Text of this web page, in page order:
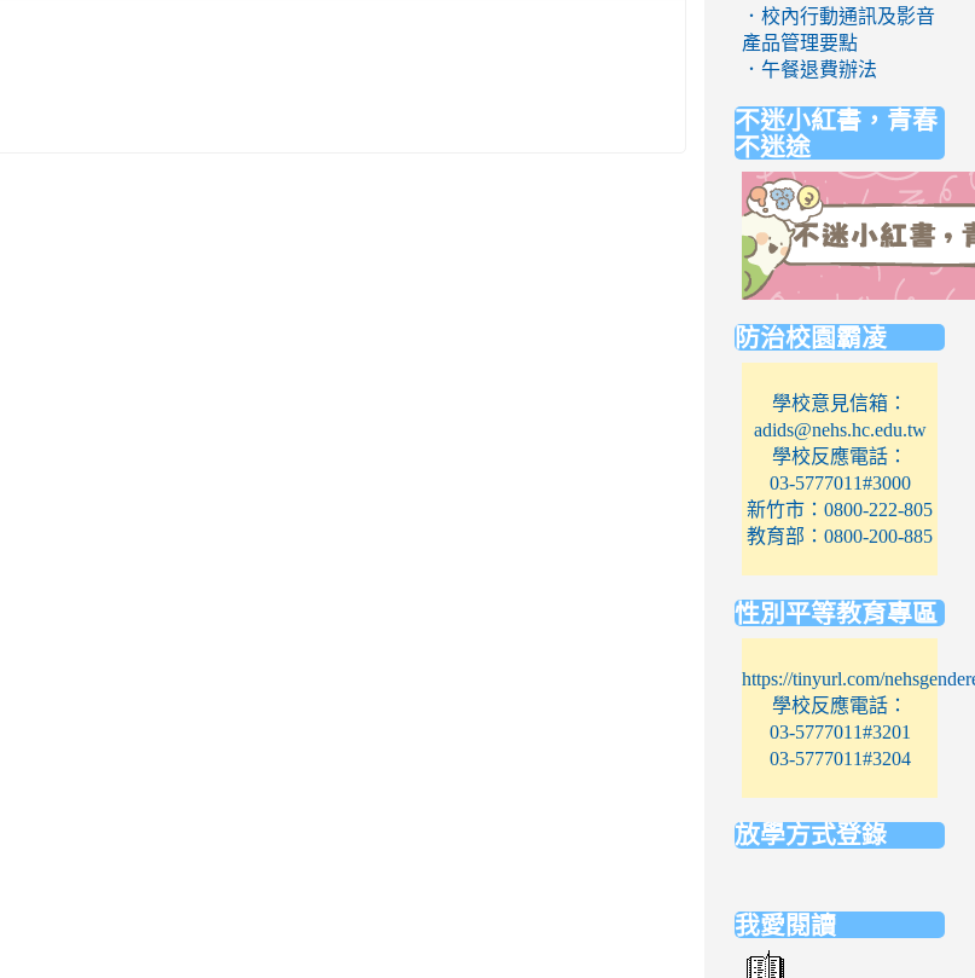
．校內行動通訊及影音
產品管理要點
．午餐退費辦法
不迷小紅書，青春
不迷途
to
https://eliteracy.edu.tw/
防治校園霸凌
學校意見信箱：
adids@nehs.hc.edu.tw
學校反應電話：
03-5777011#3000
新竹市：0800-222-805
教育部：0800-200-885
性別平等教育專區
https://tinyurl.com/
學校反應電話：
03-5777011#3201
03-5777011#3204
放學方式登錄
https://elem.nehs.hc.edu.tw/
我愛閱讀